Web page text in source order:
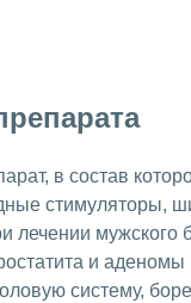
в состав
стимуляторы,
лечении мужского
и аденомы
систему,